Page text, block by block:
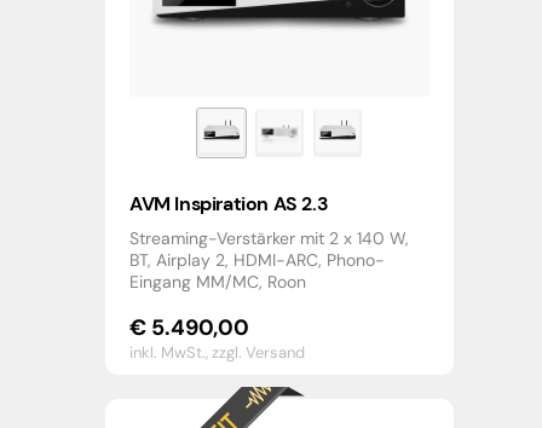
AVM Inspiration AS 2.3
Streaming-Verstärker mit 2 x 140 W,
BT, Airplay 2, HDMI-ARC, Phono-
Eingang MM/MC, Roon
€ 5.490,00
inkl. MwSt.,zzgl. Versand